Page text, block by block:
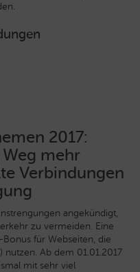
2017:
mehr
Verbindungen
angekündigt,
zu vermeiden. Eine
für Webseiten, die
nutzen. Ab dem 01.01.2017
mit sehr viel